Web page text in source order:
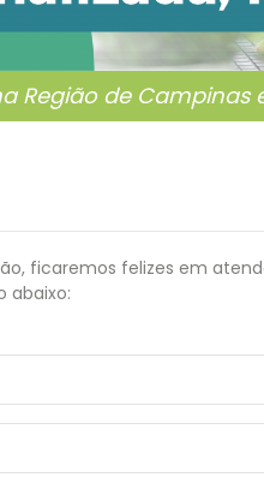
Região de
ficaremos felizes em
abaixo: